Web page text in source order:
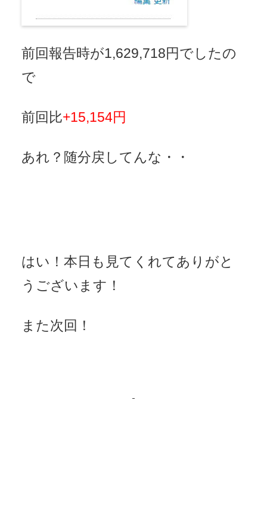
前回報告時が1,629,718円でしたの
で
前回比+15,154円
あれ？随分戻してんな・・
はい！本日も見てくれてありがと
うございます！
また次回！